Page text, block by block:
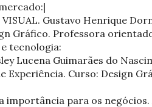
VISUAL. Gustavo Henrique
Gráfico. Professora
tecnologia:
Lucena Guimarães do
Experiência. Curso: Design
importância para os